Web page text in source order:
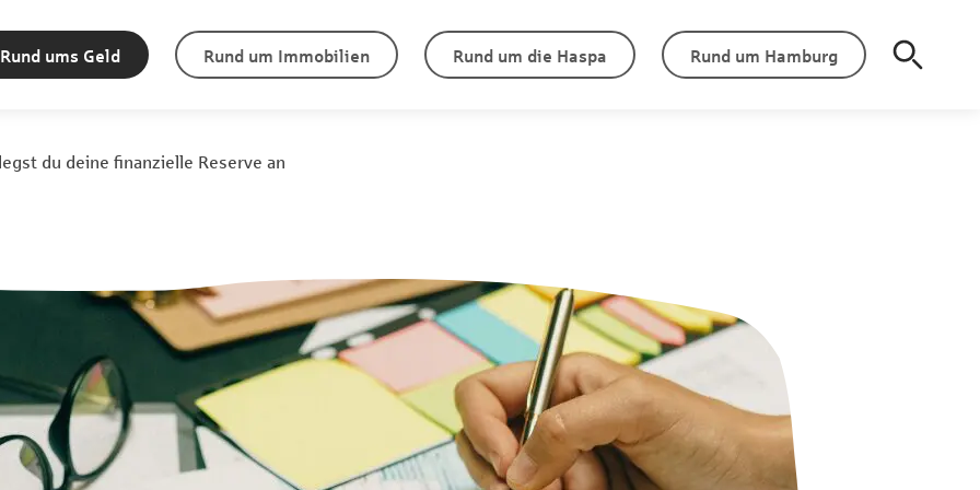
Rund ums Geld Rund um Immobilien Rund um die Haspa Rund um Hamburg
du deine finanzielle Reserve an